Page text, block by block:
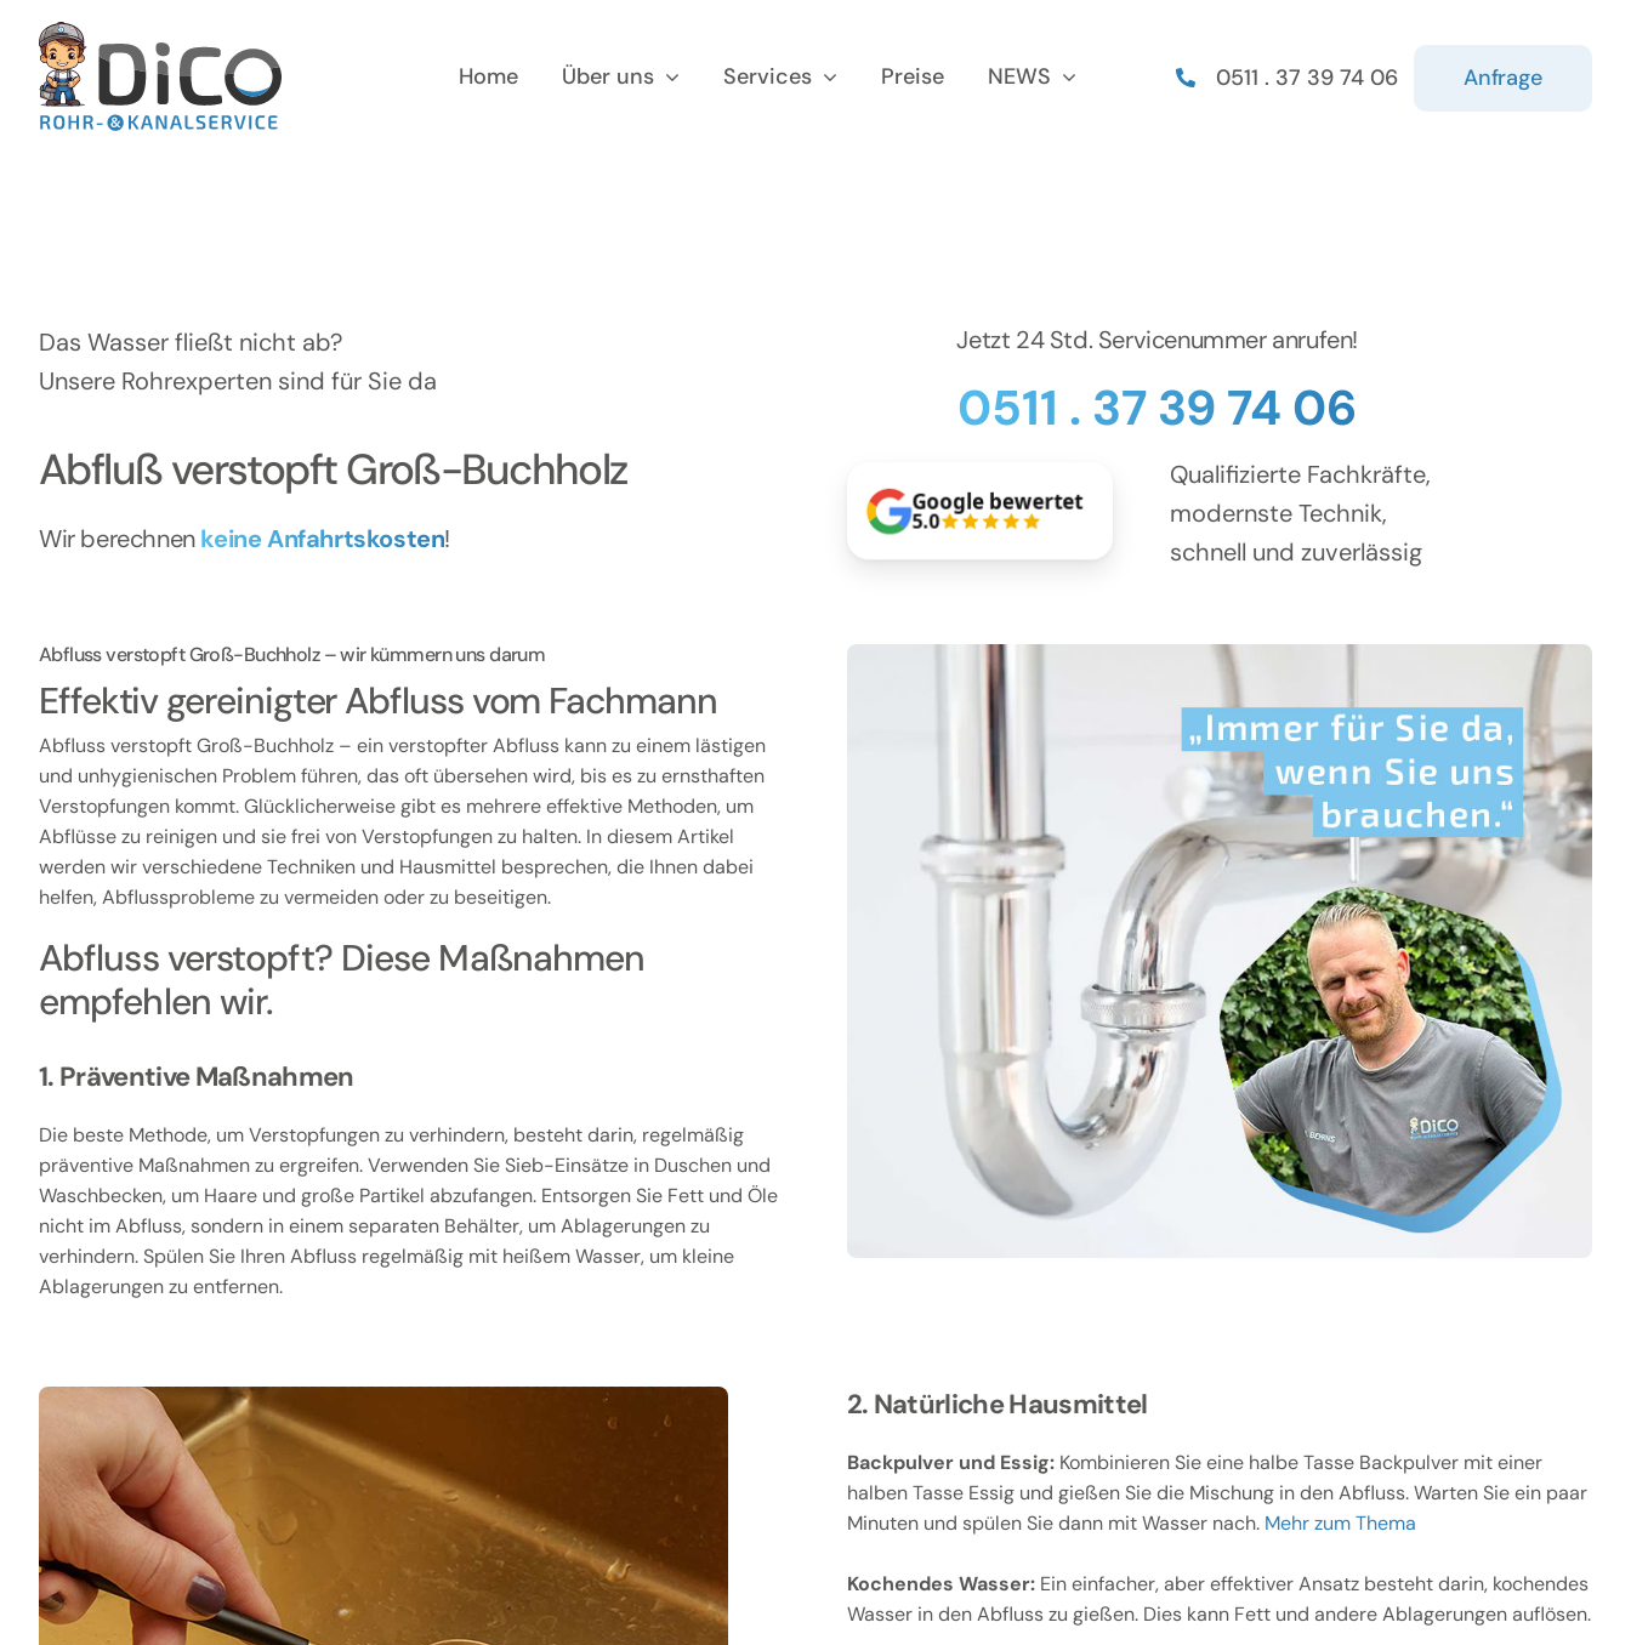
Inhalt
springen
Home Über uns Services Preise NEWS 0511 . 37 39 74 06 Anfrage
Das Wasser fließt nicht ab?
Unsere Rohrexperten sind für Sie da
Abfluß verstopft Groß-Buchholz
Wir berechnenkeine Anfahrtskosten!
Jetzt 24 Std. Servicenummer anrufen!
0511 . 37 39 74 06
Google bewertet
5.0
Qualifizierte Fachkräfte,
modernste Technik,
schnell und zuverlässig
Abfluss verstopft Groß-Buchholz – wir kümmern uns darum
Effektiv gereinigter Abfluss vom Fachmann
Abfluss verstopft Groß-Buchholz – ein verstopfter Abfluss kann zu einem lästigen
und unhygienischen Problem führen, das oft übersehen wird, bis es zu ernsthaften
Verstopfungen kommt. Glücklicherweise gibt es mehrere effektive Methoden, um
Abflüsse zu reinigen und sie frei von Verstopfungen zu halten. In diesem Artikel
werden wir verschiedene Techniken und Hausmittel besprechen, die Ihnen dabei
helfen, Abflussprobleme zu vermeiden oder zu beseitigen.
Abfluss verstopft? Diese Maßnahmen
empfehlen wir.
1. Präventive Maßnahmen
Die beste Methode, um Verstopfungen zu verhindern, besteht darin, regelmäßig
präventive Maßnahmen zu ergreifen. Verwenden Sie Sieb-Einsätze in Duschen und
Waschbecken, um Haare und große Partikel abzufangen. Entsorgen Sie Fett und Öle
nicht im Abfluss, sondern in einem separaten Behälter, um Ablagerungen zu
verhindern. Spülen Sie Ihren Abfluss regelmäßig mit heißem Wasser, um kleine
Ablagerungen zu entfernen.
2. Natürliche Hausmittel
Backpulver und Essig:Kombinieren Sie eine halbe Tasse Backpulver mit einer
halben Tasse Essig und gießen Sie die Mischung in den Abfluss. Warten Sie ein paar
Minuten und spülen Sie dann mit Wasser nach. Mehr zum Thema
Kochendes Wasser:Ein einfacher, aber effektiver Ansatz besteht darin, kochendes
Wasser in den Abfluss zu gießen. Dies kann Fett und andere Ablagerungen auflösen.